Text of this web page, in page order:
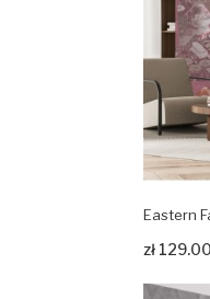
Eastern
zł 129.00
Zobacz